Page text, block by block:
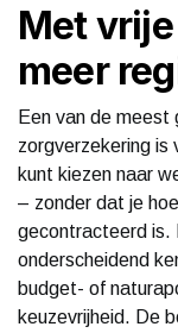
Met
meer
Een van de
zorgverzekering
kunt kiezen naar
– zonder dat je
gecontracteerd is.
onderscheidend
budget- of
keuzevrijheid. De